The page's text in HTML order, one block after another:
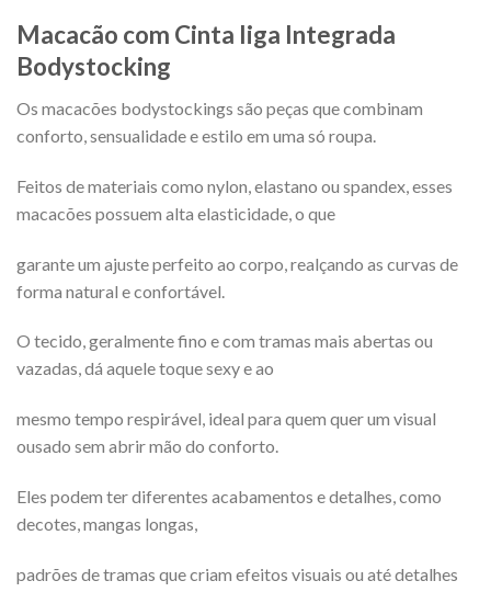
Macacão com Cinta liga Integrada
Bodystocking
Os macacões bodystockings são peças que combinam
conforto, sensualidade e estilo em uma só roupa.
Feitos de materiais como nylon, elastano ou spandex, esses
macacões possuem alta elasticidade, o que
garante um ajuste perfeito ao corpo, realçando as curvas de
forma natural e confortável.
O tecido, geralmente fino e com tramas mais abertas ou
vazadas, dá aquele toque sexy e ao
mesmo tempo respirável, ideal para quem quer um visual
ousado sem abrir mão do conforto.
Eles podem ter diferentes acabamentos e detalhes, como
decotes, mangas longas,
padrões de tramas que criam efeitos visuais ou até detalhes